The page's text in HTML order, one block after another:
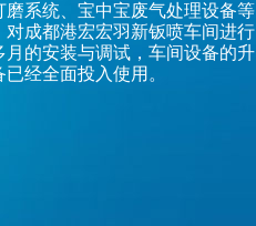
系统、宝中宝废气处理设备等
成都港宏宏羽新钣喷车间进行
的安装与调试，车间设备的升
经全面投入使用。